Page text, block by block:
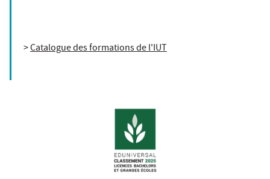
>Catalogue des formations de l'IUT